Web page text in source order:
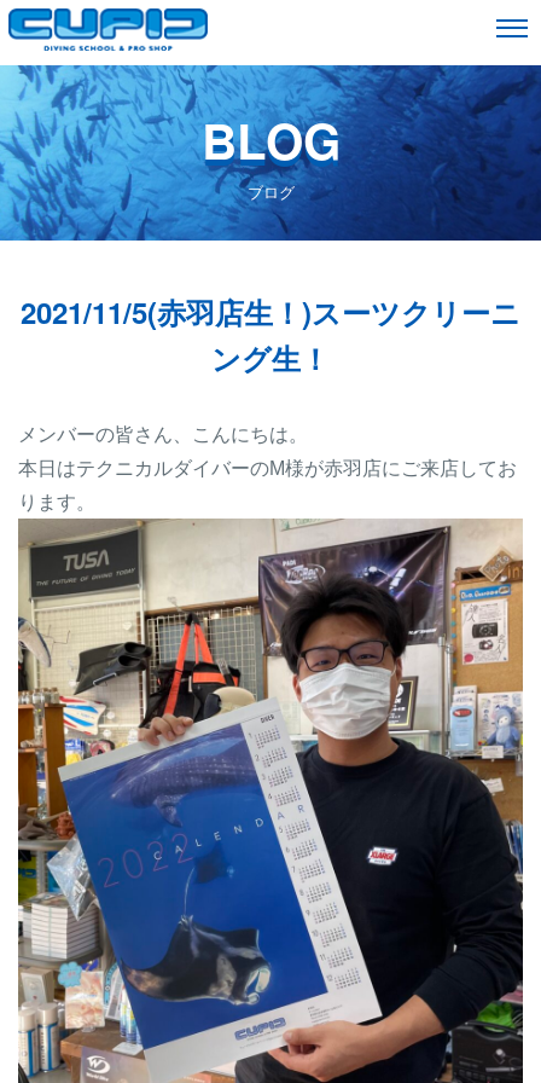
BLOG
ブログ
2021/11/5(赤羽店生！)スーツクリーニ
ング生！
メンバーの皆さん、こんにちは。
本日はテクニカルダイバーのM様が赤羽店にご来店してお
ります。